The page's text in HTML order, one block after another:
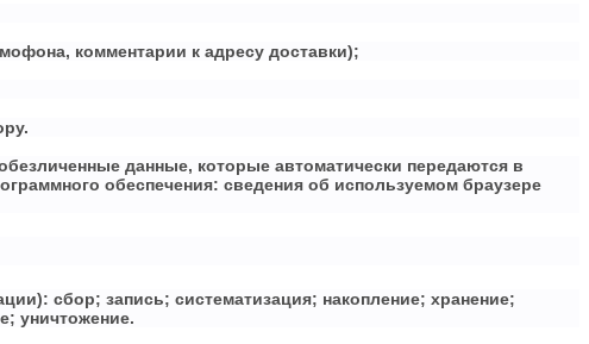
комментарии к адресу доставки);
данные, которые автоматически передаются в
обеспечения: сведения об используемом браузере
сбор; запись; систематизация; накопление; хранение;
уничтожение.